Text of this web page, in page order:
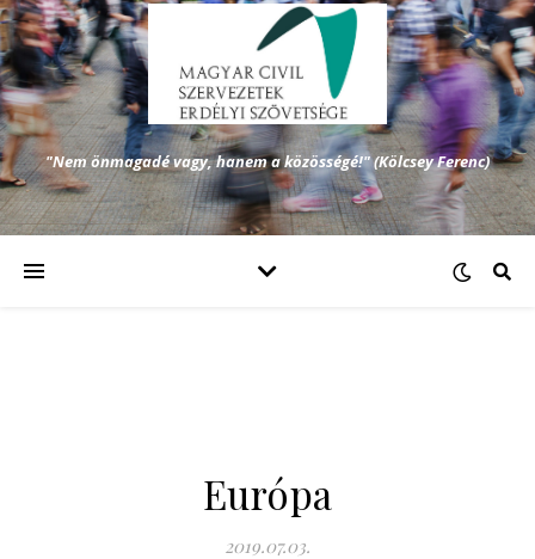
"Nem önmagadé vagy, hanem a közösségé!" (Kölcsey Ferenc)
Európa
2019.07.03.